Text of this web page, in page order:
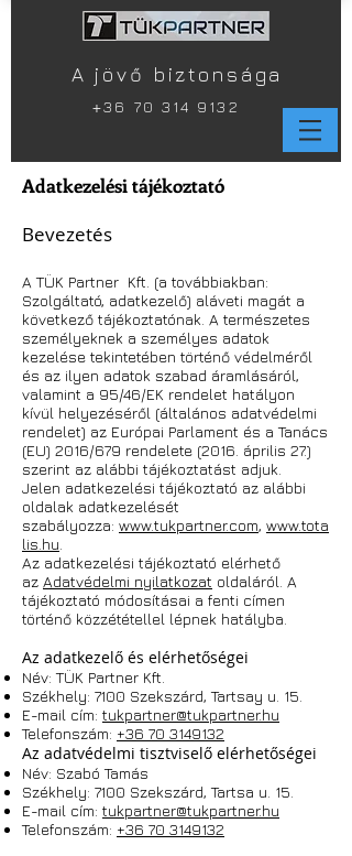
A jövő biztonsága
+36 70 314 9132
Adatkezelési tájékoztató
Bevezetés
A TÜK Partner Kft. (a továbbiakban:
Szolgáltató, adatkezelő) aláveti magát a
következő tájékoztatónak. A természetes
személyeknek a személyes adatok
kezelése tekintetében történő védelméről
és az ilyen adatok szabad áramlásáról,
valamint a 95/46/EK rendelet hatályon
kívül helyezéséről (általános adatvédelmi
rendelet) az Európai Parlament és a Tanács
(EU) 2016/679 rendelete (2016. április 27.)
szerint az alábbi tájékoztatást adjuk.
Jelen adatkezelési tájékoztató az alábbi
oldalak adatkezelését
szabályozza: www.tukpartner.com, www.tota
lis.hu
Az adatkezelési tájékoztató elérhető
az Adatvédelmi nyilatkozat oldaláról. A
tájékoztató módosításai a fenti címen
történő közzététellel lépnek hatályba.
Az adatkezelő és elérhetőségei
Név: TÜK Partner Kft.
Székhely: 7100 Szekszárd, Tartsay u. 15.
E-mail cím: tukpartner@tukpartner.hu
Telefonszám: +36 70 3149132
Az adatvédelmi tisztviselő elérhetőségei
Név: Szabó Tamás
Székhely: 7100 Szekszárd, Tartsa u. 15.
E-mail cím: tukpartner@tukpartner.hu
Telefonszám: +36 70 3149132